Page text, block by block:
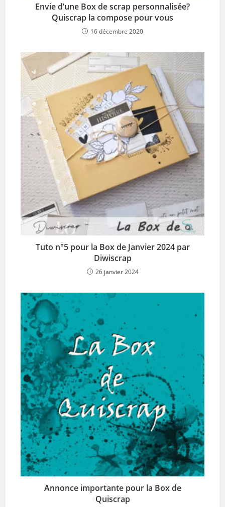
Envie d’une Box de scrap personnalisée?
Quiscrap la compose pour vous
16 décembre 2020
Tuto n°5 pour la Box de Janvier 2024 par
Diwiscrap
26 janvier 2024
Annonce importante pour la Box de
Quiscrap